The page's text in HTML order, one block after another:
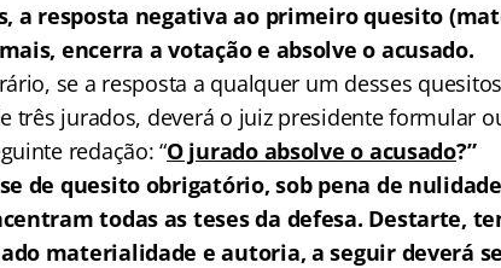
a resposta negativa ao primeiro quesito
encerra a votação e absolve o acusado.
se a resposta a qualquer um desses
três jurados, deverá o juiz presidente formular
redação: “O jurado absolve o acusado?”
de quesito obrigatório, sob pena de
todas as teses da defesa. Destarte,
materialidade e autoria, a seguir deverá